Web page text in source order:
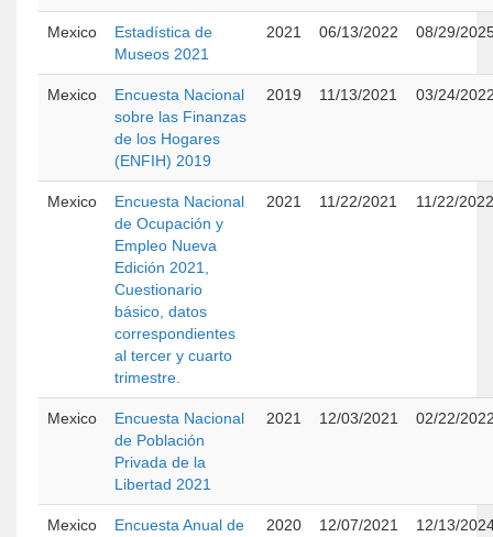
Mexico
Estadística de
Museos 2021
2021 06/13/2022 08/29/
Mexico
Encuesta Nacional
sobre las Finanzas
de los Hogares
(ENFIH) 2019
2019 11/13/2021 03/24/
Mexico
Encuesta Nacional
de Ocupación y
Empleo Nueva
Edición 2021,
Cuestionario
básico, datos
correspondientes
al tercer y cuarto
trimestre.
2021 11/22/2021 11/22/2022
Mexico
Encuesta Nacional
de Población
Privada de la
Libertad 2021
2021 12/03/2021 02/22/
Mexico
Encuesta Anual de
2020 12/07/2021 12/13/